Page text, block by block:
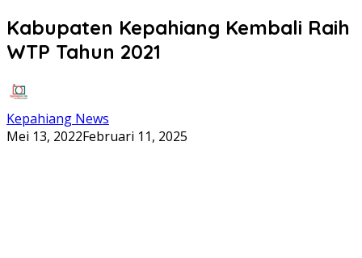
Kabupaten Kepahiang Kembali Raih
WTP Tahun 2021
Kepahiang News
Mei 13, 2022Februari 11, 2025